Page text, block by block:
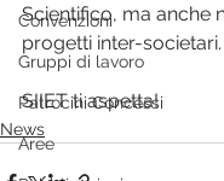
Convenzioni
Gruppi di lavoro
Patrocini Concessi
Aree
Scientifico, ma anche
progetti inter-societari.
SIIET ti aspetta!
News